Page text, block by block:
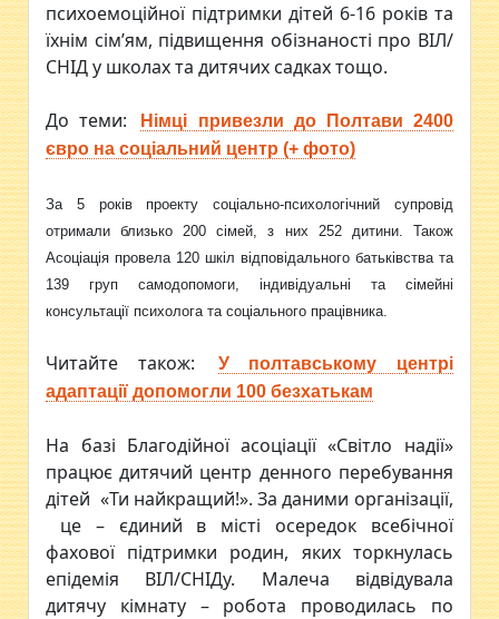
психоемоційної підтримки дітей 6-16 років та
їхнім сім’ям, підвищення обізнаності про ВІЛ/
СНІД у школах та дитячих садках тощо.
До теми:
Німці привезли до Полтави 2400
євро на соціальний центр (+ фото)
За 5 років проекту соціально-психологічний супровід
отримали близько 200 сімей, з них 252 дитини. Також
Асоціація провела 120 шкіл відповідального батьківства та
139 груп самодопомоги, індивідуальні та сімейні
консультації психолога та соціального працівника.
Читайте також:
У полтавському центрі
адаптації допомогли 100 безхатькам
На базі Благодійної асоціації «Світло надії»
працює дитячий центр денного перебування
дітей «Ти найкращий!». За даними організації,
це – єдиний в місті осередок всебічної
фахової підтримки родин, яких торкнулась
епідемія ВІЛ/СНІДу. Малеча відвідувала
дитячу кімнату – робота проводилась по